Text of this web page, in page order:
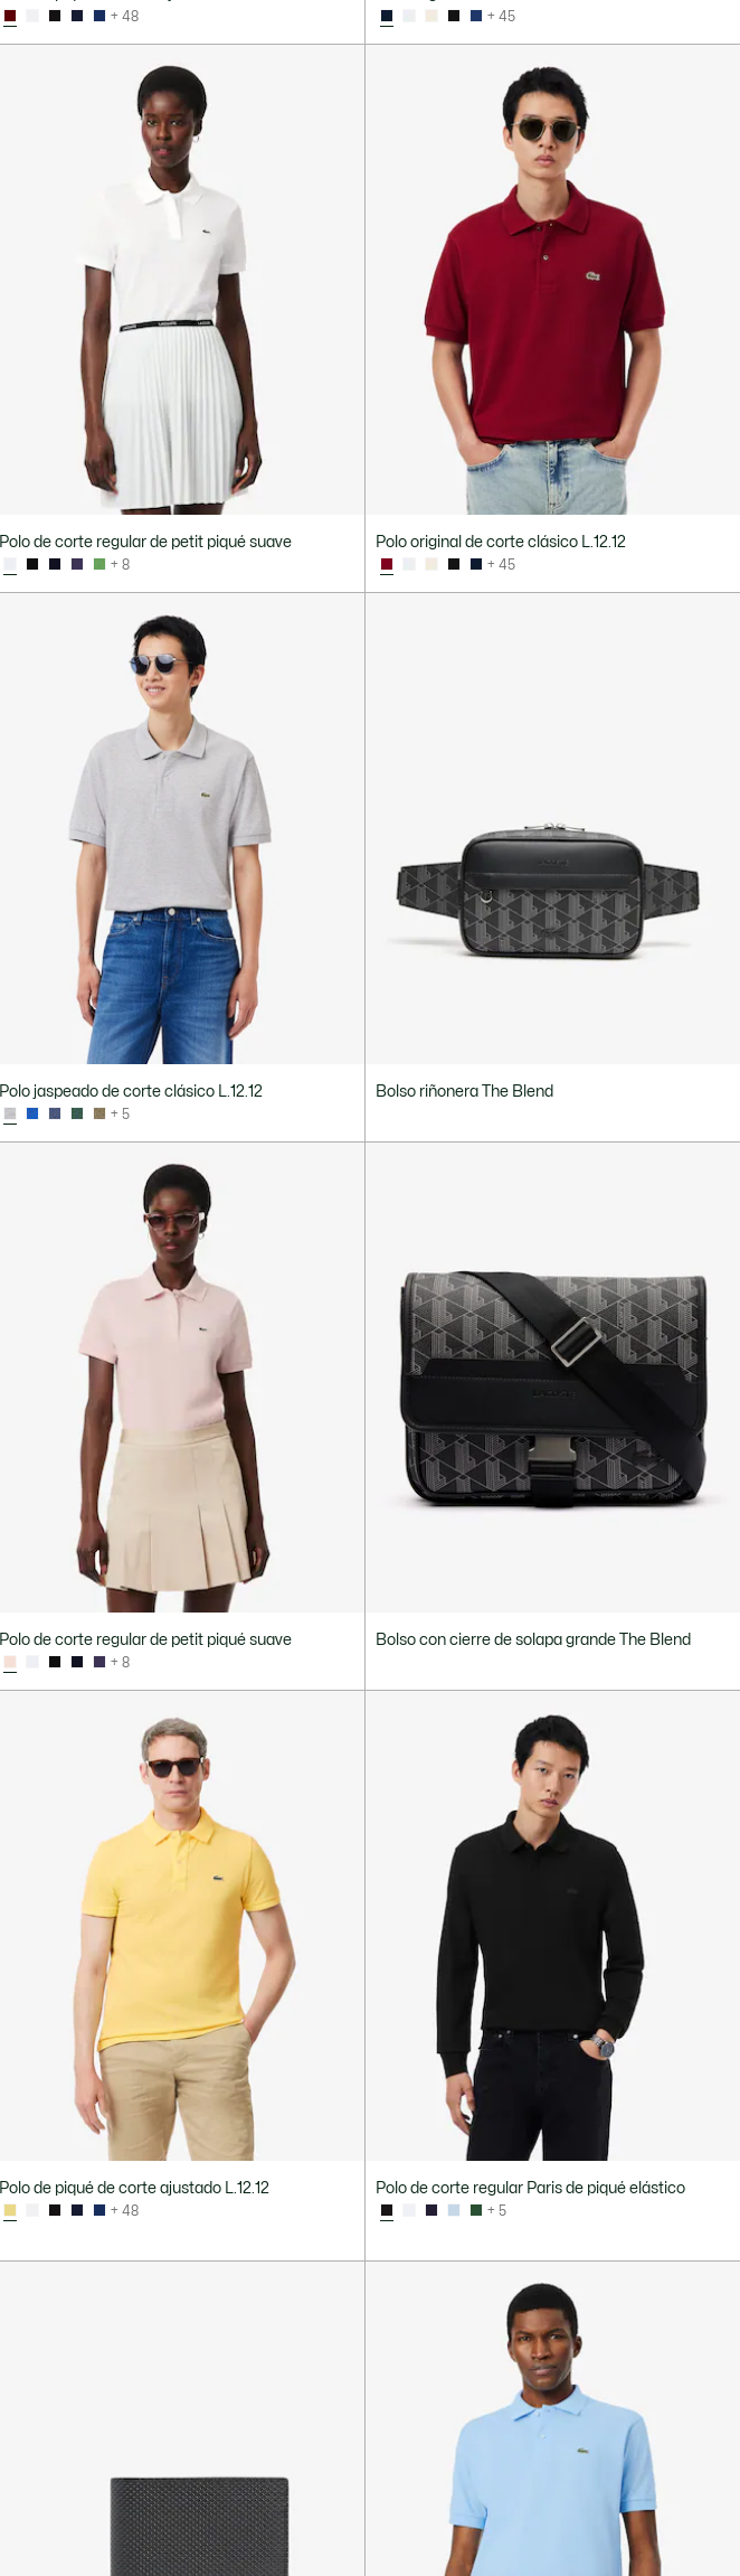
+ 48 + 45
Polo de corte regular de petit piqué suave
+ 8
Polo original de corte clásico L.12.12
+ 45
Polo jaspeado de corte clásico L.12.12
+ 5
Bolso riñonera The Blend
Polo de corte regular de petit piqué suave
+ 8
Bolso con cierre de solapa grande The Blend
Polo de piqué de corte ajustado L.12.12
+ 48
Polo de corte regular Paris de piqué elástico
+ 5